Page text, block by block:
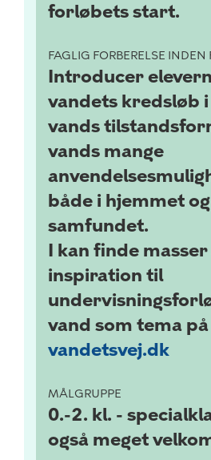
forløbets start.
FAGLIG FORBERELSE INDEN
Introducer
vandets kredsløb
vands
vands mange
både i hjemmet
samfundet.
I kan finde
inspiration til
vand som tema på
vandetsvej.dk
MÅLGRUPPE
0.-2. kl. -
også meget